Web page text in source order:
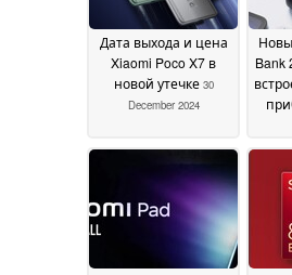
Дата выхода и цена
Xiaomi Poco X7 в
новой утечке 30
December 2024
Bank